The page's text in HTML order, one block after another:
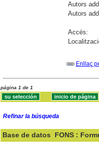
Autors
Autors
Accés:
Enllaç
página 1 de 1
Refinar la búsqueda
Base de datos FONS :